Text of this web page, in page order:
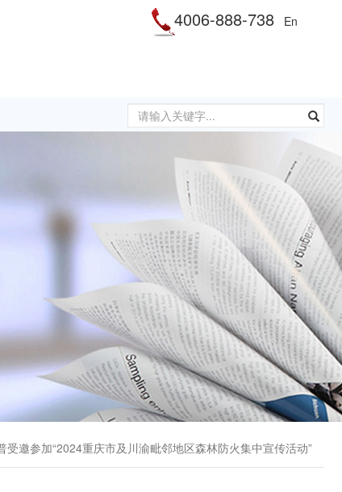
4006-888-738 En
受邀参加“2024重庆市及川渝毗邻地区森林防火集中宣传活动”